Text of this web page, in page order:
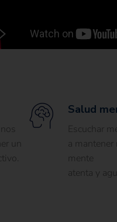
un
Salud
Escuchar
a mantener
mente
atenta y